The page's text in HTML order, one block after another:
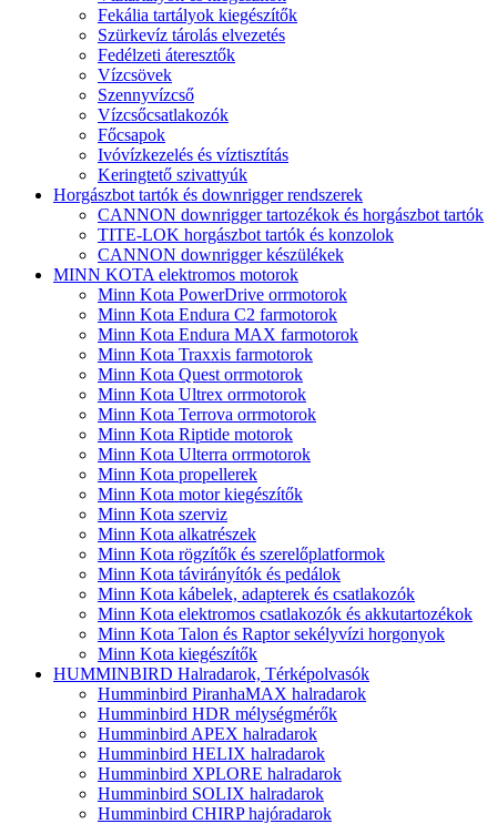
Fekália tartályok kiegészítők
Szürkevíz tárolás elvezetés
Fedélzeti áteresztők
Vízcsövek
Szennyvízcső
Vízcsőcsatlakozók
Főcsapok
Ivóvízkezelés és víztisztítás
Keringtető szivattyúk
Horgászbot tartók és downrigger rendszerek
CANNON downrigger tartozékok és horgászbot tartók
TITE-LOK horgászbot tartók és konzolok
CANNON downrigger készülékek
MINN KOTA elektromos motorok
Minn Kota PowerDrive orrmotorok
Minn Kota Endura C2 farmotorok
Minn Kota Endura MAX farmotorok
Minn Kota Traxxis farmotorok
Minn Kota Quest orrmotorok
Minn Kota Ultrex orrmotorok
Minn Kota Terrova orrmotorok
Minn Kota Riptide motorok
Minn Kota Ulterra orrmotorok
Minn Kota propellerek
Minn Kota motor kiegészítők
Minn Kota szerviz
Minn Kota alkatrészek
Minn Kota rögzítők és szerelőplatformok
Minn Kota távirányítók és pedálok
Minn Kota kábelek, adapterek és csatlakozók
Minn Kota elektromos csatlakozók és akkutartozékok
Minn Kota Talon és Raptor sekélyvízi horgonyok
Minn Kota kiegészítők
HUMMINBIRD Halradarok, Térképolvasók
Humminbird PiranhaMAX halradarok
Humminbird HDR mélységmérők
Humminbird APEX halradarok
Humminbird HELIX halradarok
Humminbird XPLORE halradarok
Humminbird SOLIX halradarok
Humminbird CHIRP hajóradarok